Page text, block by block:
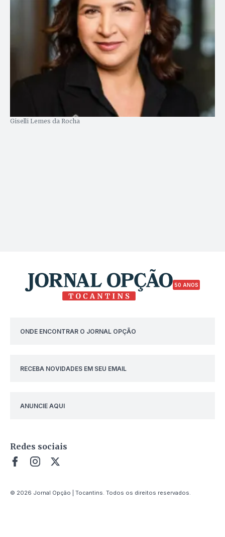
Giselli Lemes da Rocha
50 ANOS
ONDE ENCONTRAR O JORNAL OPÇÃO
RECEBA NOVIDADES EM SEU EMAIL
ANUNCIE AQUI
Redes sociais
© 2026 Jornal Opção | Tocantins. Todos os direitos reservados.